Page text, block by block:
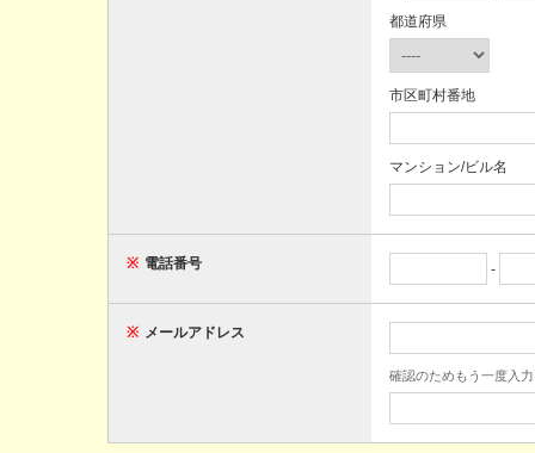
都道府県
市区町村番地
マンション/ビル名
※ 電話番号 -
※ メールアドレス
確認のためもう一度入